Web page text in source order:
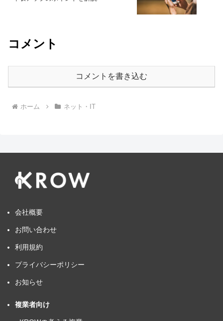
コメント
コメントを書き込む
ホーム ネット・IT
会社概要
お問い合わせ
利用規約
プライバシーポリシー
お知らせ
複業者向け